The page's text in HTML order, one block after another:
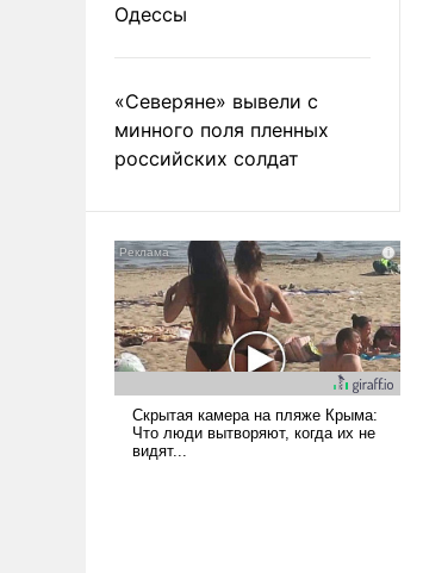
Одессы
«Северяне» вывели с
минного поля пленных
российских солдат